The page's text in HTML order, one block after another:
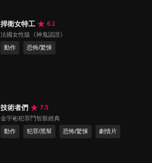
捍衛女特工
6.1
法國女性版《神鬼認證》
動作
恐怖/驚悚
技術者們
7.5
金宇彬犯罪鬥智新經典
動作
犯罪/黑幫 恐怖/驚悚 劇情片